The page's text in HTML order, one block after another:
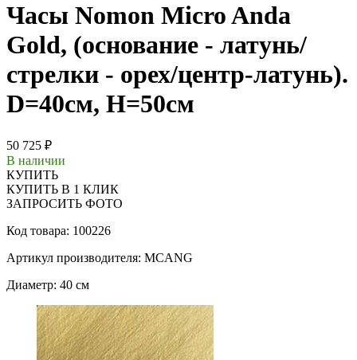
Часы Nomon Micro Anda
Gold, (основание - латунь/
стрелки - орех/центр-латунь).
D=40см, H=50см
50 725 ₽
В наличии
КУПИТЬ
КУПИТЬ В 1 КЛИК
ЗАПРОСИТЬ ФОТО
Код товара: 100226
Артикул производителя: MCANG
Диаметр: 40 см